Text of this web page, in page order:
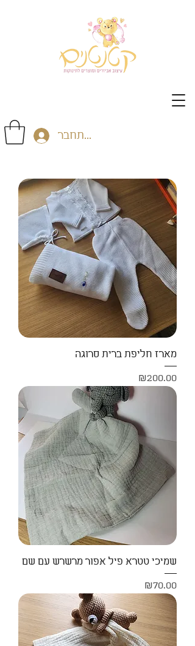
התחבר
מארז חליפת ברית סרוגה
Price
₪200.00
שמיכי טטרא פיל אפור מרשרש עם שם
Price
₪70.00